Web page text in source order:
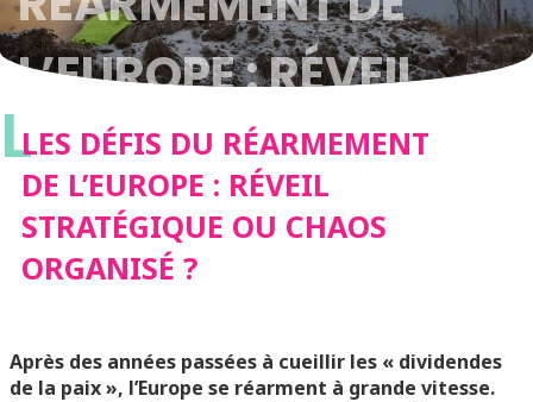
L’EUROPE : RÉVEIL
STRATÉGIQUE OU
CHAOS ORGANISÉ ?
LLES DÉFIS DU RÉARMEMENT
DE L’EUROPE : RÉVEIL
STRATÉGIQUE OU CHAOS
ORGANISÉ ?
Après des années passées à cueillir les « dividendes
de la paix », l’Europe se réarment à grande vitesse.